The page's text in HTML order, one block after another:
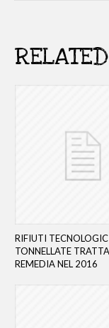
RIFIUTI
TONNELLATE
REMEDIA NEL 2016